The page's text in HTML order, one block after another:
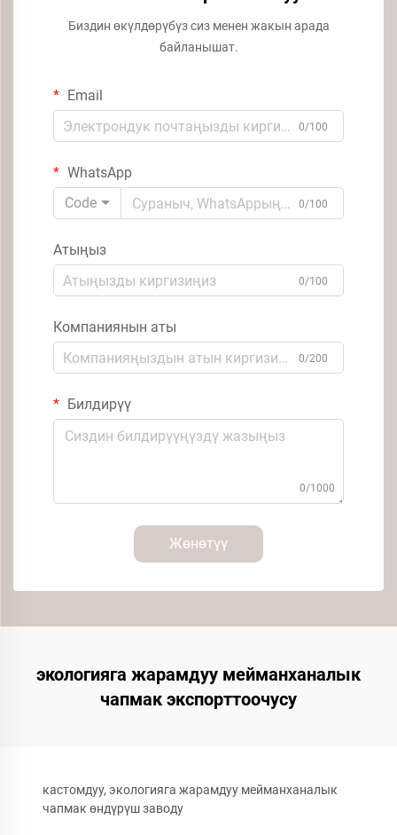
Биздин өкүлдөрүбүз сиз менен жакын арада
байланышат.
Email
0/100
WhatsApp
Code
0/100
Атыңыз
0/100
Компаниянын аты
0/200
Билдирүү
0/1000
Жөнөтүү
экологияга жарамдуу мейманханалык
чапмак экспорттоочусу
кастомдуу, экологияга жарамдуу мейманханалык
чапмак өндүрүш заводу